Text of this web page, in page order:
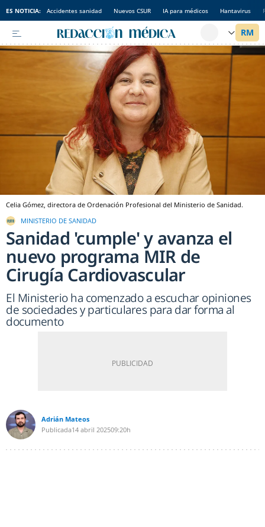
ES NOTICIA: Accidentes sanidad Nuevos CSUR IA para médicos Hantavirus
Celia Gómez, directora de Ordenación Profesional del Ministerio de Sanidad.
MINISTERIO DE SANIDAD
Sanidad 'cumple' y avanza el
nuevo programa MIR de
Cirugía Cardiovascular
El Ministerio ha comenzado a escuchar opiniones
de sociedades y particulares para dar forma al
documento
Adrián Mateos
Publicada14 abril 202509:20h